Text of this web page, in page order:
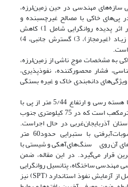
سازه‌های مهندسی در حین زمین‌لرزه،
پی‌های خاکی با مصالح غیرچسبنده و
اشباع است. عـلل خرابی در اثر پدیده روانگرایی شامل 1) کاهش
ظرفیت بارب‍ــری، 2) نشست زیـاد (غیرمجاز)، 3) گسترش جانبی، 4)
به مشخصات موج ناشی از زمین‌لرزه،
فشار محصورکننده، نفوذپذیری،
دانه‌بندی خاک و غیره بستگی
سد ‌چپرآباد، از نوع خاکی با هسته رسی و ارتفاع 5/44 متر از پی با
ظرفیت مخزن 127 میلیون مترمکعب است که در 75 کیلومتری جنوب
آذربایجان‌غربی در حال اجراست.
بستر ساختگاه سد از رسوبات‌آبرفتی با‌ ستبرایی حدود60 متر
آن روی سنگ‌های‌آهکی و شیستی با
قرار می‌گیرد. در این‌ مقاله، ضمن
ساختگاه، پتانسیل روانگرایی
پی آبرفتی، بر پایه نتایج حاصل از آزمایش نفوذ استاندارد (SPT) نیز